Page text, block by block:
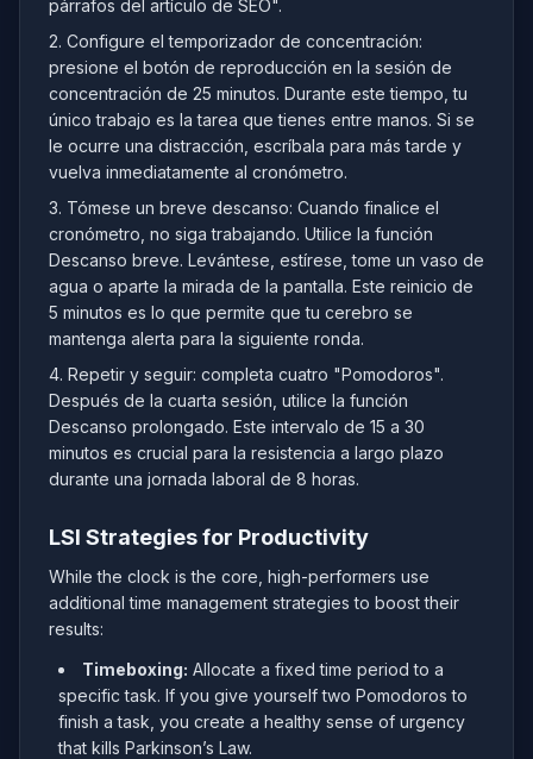
párrafos del artículo de SEO".
2. Configure el temporizador de concentración:
presione el botón de reproducción en la sesión de
concentración de 25 minutos. Durante este tiempo, tu
único trabajo es la tarea que tienes entre manos. Si se
le ocurre una distracción, escríbala para más tarde y
vuelva inmediatamente al cronómetro.
3. Tómese un breve descanso: Cuando finalice el
cronómetro, no siga trabajando. Utilice la función
Descanso breve. Levántese, estírese, tome un vaso de
agua o aparte la mirada de la pantalla. Este reinicio de
5 minutos es lo que permite que tu cerebro se
mantenga alerta para la siguiente ronda.
4. Repetir y seguir: completa cuatro "Pomodoros".
Después de la cuarta sesión, utilice la función
Descanso prolongado. Este intervalo de 15 a 30
minutos es crucial para la resistencia a largo plazo
durante una jornada laboral de 8 horas.
LSI Strategies for Productivity
While the clock is the core, high-performers use
additional time management strategies to boost their
results:
Timeboxing: Allocate a fixed time period to a
specific task. If you give yourself two Pomodoros to
finish a task, you create a healthy sense of urgency
that kills Parkinson’s Law.